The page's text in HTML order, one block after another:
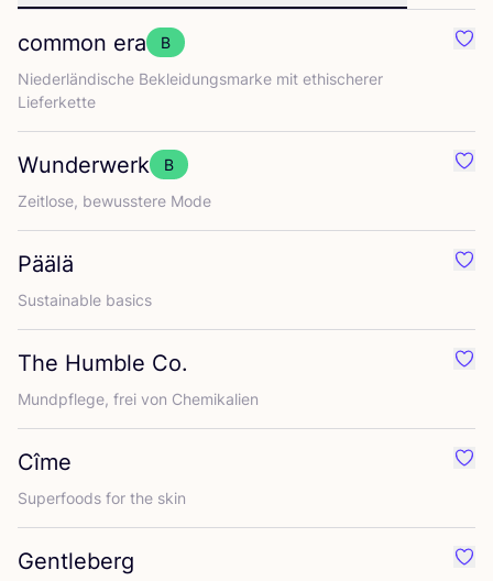
common era
B
Nie­der­län­di­sche Beklei­dungs­mar­ke mit ethi­sche­rer
Lieferkette
Wunderwerk
B
Zeit­lo­se, bewuss­te­re Mode
Päälä
Sus­tainable basics
The Humble Co.
Mund­pfle­ge, frei von Chemikalien
Cîme
Super­foods for the skin
Gentleberg